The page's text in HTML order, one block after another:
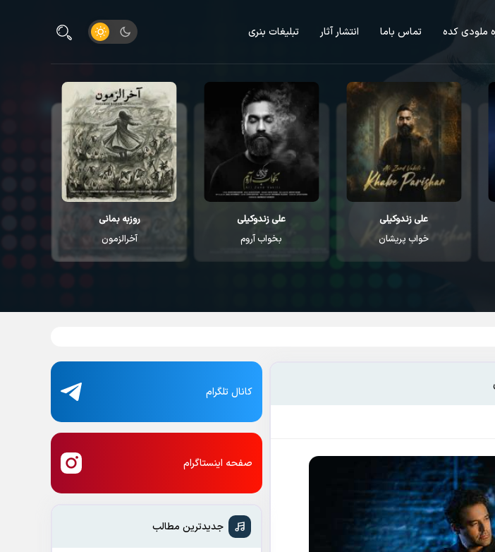
ملودی کده تماس باما انتشار آثار تبلیغات بنری
علی زندوکیلی
خواب پریشان
علی زندوکیلی
بخواب آروم
روزبه بمانی
آخرالزمون
کانال تلگرام
صفحه اینستاگرام
جدیدترین مطالب